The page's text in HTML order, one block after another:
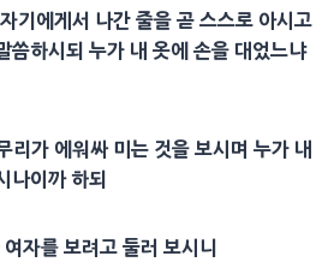
기에게서 나간 줄을 곧 스스로 아시고
씀하시되 누가 내 옷에 손을 대었느냐
리가 에워싸 미는 것을 보시며 누가 내
나이까 하되
자를 보려고 둘러 보시니